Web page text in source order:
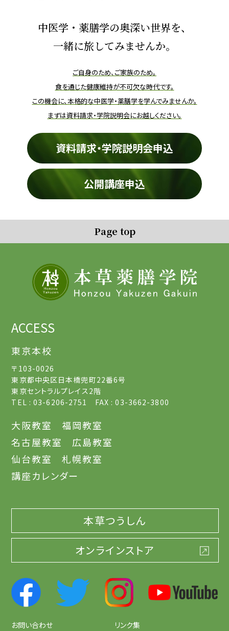
中医学・薬膳学の奥深い世界を、
一緒に旅してみませんか。
ご自身のため、ご家族のため。
食を通じた健康維持が不可欠な時代です。
この機会に、本格的な中医学・薬膳学を学んでみませんか。
まずは資料請求・学院説明会にお越しください。
資料請求・学院説明会申込
公開講座申込
Page top
ACCESS
東京本校
〒103-0026
東京都中央区日本橋兜町22番6号
東京セントラルプレイス2階
TEL : 03-6206-2751 FAX : 03-3662-3800
大阪教室
福岡教室
名古屋教室
広島教室
仙台教室
札幌教室
講座カレンダー
本草つうしん
オンラインストア
お問い合わせ リンク集